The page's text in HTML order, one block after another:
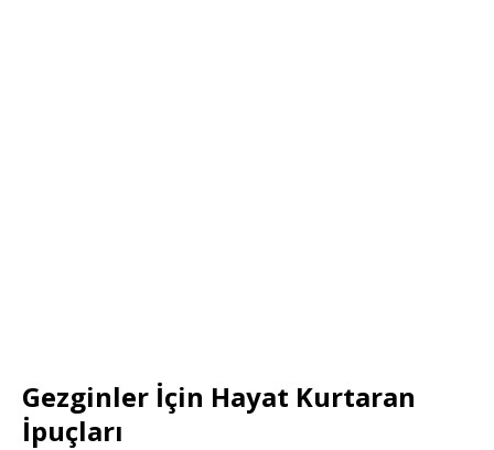
Gezginler İçin Hayat Kurtaran
İpuçları